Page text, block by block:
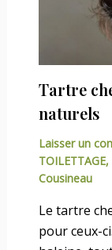
Tartre
naturels
Laisser un
TOILETTAGE,
Cousineau
Le tartre
pour ceux-